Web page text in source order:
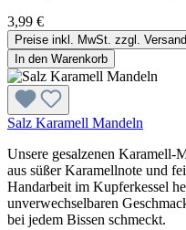
3,99 €
Preise inkl. MwSt. zzgl.
In den Warenkorb
Salz Karamell Mandeln
Unsere gesalzenen Karamell-
aus süßer Karamellnote und
Handarbeit im Kupferkessel
unverwechselbaren
bei jedem Bissen schmeckt.